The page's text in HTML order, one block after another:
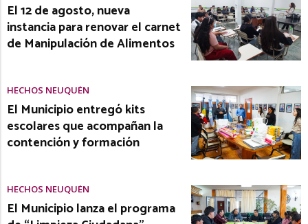
El 12 de agosto, nueva
instancia para renovar el carnet
de Manipulación de Alimentos
HECHOS NEUQUÉN
El Municipio entregó kits
escolares que acompañan la
contención y formación
HECHOS NEUQUÉN
El Municipio lanza el programa